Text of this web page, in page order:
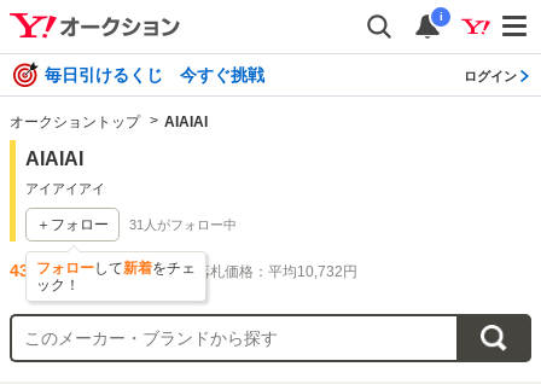
i
毎日引けるくじ 今すぐ挑戦 ログイン
オークショントップ AIAIAI
AIAIAI
アイアイアイ
＋フォロー
フォローして新着をチェ
ック！
31 人がフォロー中
43 件出品されています 落札価格：平均10,732円